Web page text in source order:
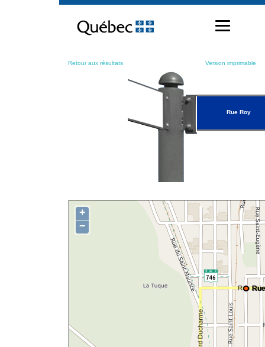
contenu
Retour aux résultats Version imprimable
Rue Roy
+
−